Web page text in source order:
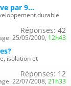
par 9...
durable
Réponses: 42
25/05/2009, 12h43
isolation et
Réponses: 12
22/07/2008, 21h33